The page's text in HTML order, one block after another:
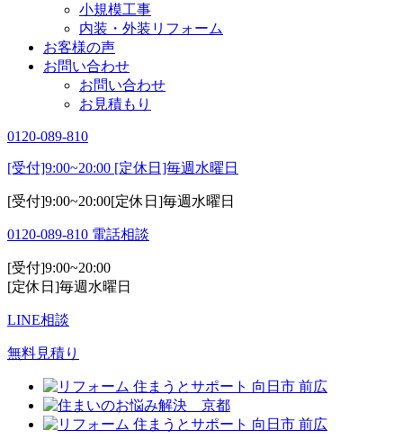
小規模工事
内装・外装リフォーム
お客様の声
お問い合わせ
お問い合わせ
お見積もり
0120-089-810
[受付]9:00~20:00 [定休日]毎週水曜日
[受付]9:00~20:00[定休日]毎週水曜日
0120-089-810 電話相談
[受付]9:00~20:00
[定休日]毎週水曜日
LINE相談
無料見積り